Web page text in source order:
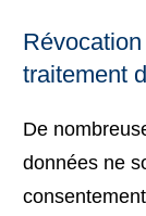
traitement
De
données ne